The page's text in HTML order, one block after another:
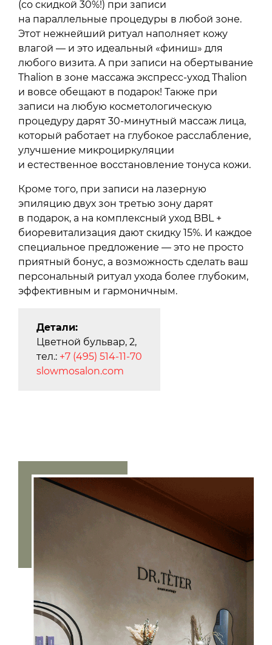
(со скидкой 30%!) при записи
на параллельные процедуры в любой зоне.
Этот нежнейший ритуал наполняет кожу
влагой — и это идеальный «финиш» для
любого визита. А при записи на обертывание
Thalion в зоне массажа экспресс-уход Thalion
и вовсе обещают в подарок! Также при
записи на любую косметологическую
процедуру дарят 30-минутный массаж лица,
который работает на глубокое расслабление,
улучшение микроциркуляции
и естественное восстановление тонуса кожи.
Кроме того, при записи на лазерную
эпиляцию двух зон третью зону дарят
в подарок, а на комплексный уход BBL +
биоревитализация дают скидку 15%. И каждое
специальное предложение — это не просто
приятный бонус, а возможность сделать ваш
персональный ритуал ухода более глубоким,
эффективным и гармоничным.
Детали:
Цветной бульвар, 2,
тел.: +7 (495) 514-11-70
slowmosalon.com